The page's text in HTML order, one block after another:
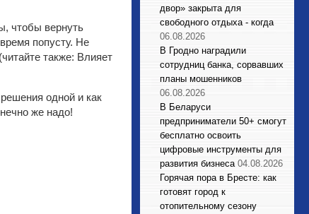
чтобы вернуть
попусту. Не
также: Влияет
одной и как
же надо!
двор» закрыта для
свободного отдыха - когда
06.08.2026
В Гродно наградили
сотрудниц банка, сорвавших
планы мошенников
06.08.2026
В Беларуси
предприниматели 50+ смогут
бесплатно освоить
цифровые инструменты для
развития бизнеса 04.08.2026
Горячая пора в Бресте: как
готовят город к
отопительному сезону